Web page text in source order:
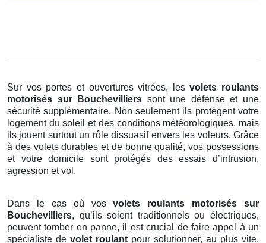
Sur vos portes et ouvertures vitrées, lesvolets roulants
motorisés sur Bouchevilliers sont une défense et une
sécurité supplémentaire. Non seulement ils protègent votre
logement du soleil et des conditions météorologiques, mais
ils jouent surtout un rôle dissuasif envers les voleurs. Grâce
à des volets durables et de bonne qualité, vos possessions
et votre domicile sont protégés des essais d’intrusion,
agression et vol.
Dans le cas où vosvolets roulants motorisés sur
Bouchevilliers, qu’ils soient traditionnels ou électriques,
peuvent tomber en panne, il est crucial de faire appel à un
spécialiste de volet roulantpour solutionner, au plus vite,